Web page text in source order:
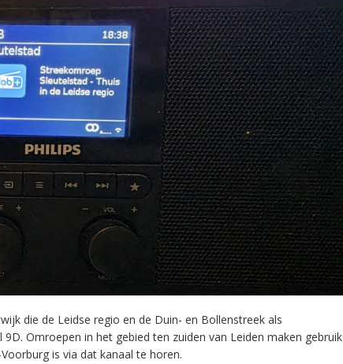
die de Leidse regio en de Duin- en Bollenstreek als
Omroepen in het gebied ten zuiden van Leiden maken gebruik
is via dat kanaal te horen.